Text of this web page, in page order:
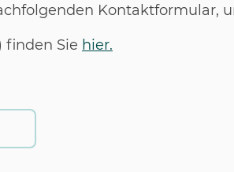
Kontaktformular,
finden Sie hier.